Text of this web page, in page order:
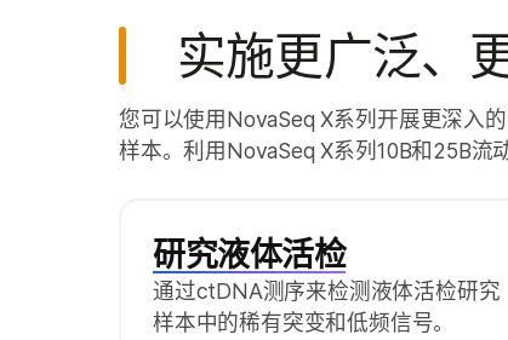
实施更广泛、
您可以使用NovaSeq X系列开展更深入
样本。利用NovaSeq X系列10B和25B流
研究液体活检
通过ctDNA测序来检测液体活检研究
样本中的稀有突变和低频信号。